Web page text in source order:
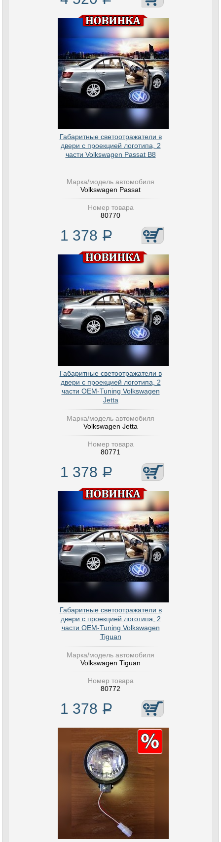
Габаритные светоотражатели в
двери с проекцией логотипа, 2
части Volkswagen Passat B8
Марка/модель автомобиля
Volkswagen Passat
Номер товара
80770
1 378 Р
Габаритные светоотражатели в
двери с проекцией логотипа, 2
части OEM-Tuning Volkswagen
Jetta
Марка/модель автомобиля
Volkswagen Jetta
Номер товара
80771
1 378 Р
Габаритные светоотражатели в
двери с проекцией логотипа, 2
части OEM-Tuning Volkswagen
Tiguan
Марка/модель автомобиля
Volkswagen Tiguan
Номер товара
80772
1 378 Р